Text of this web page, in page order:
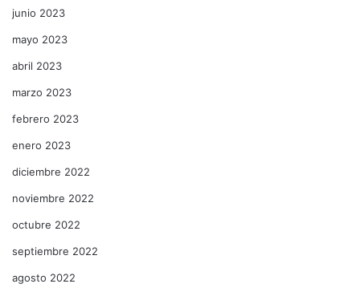
junio 2023
mayo 2023
abril 2023
marzo 2023
febrero 2023
enero 2023
diciembre 2022
noviembre 2022
octubre 2022
septiembre 2022
agosto 2022